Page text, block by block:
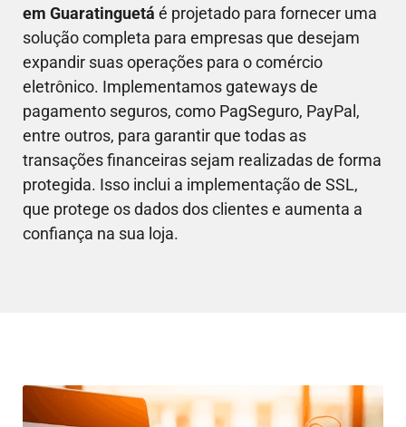
em Guaratinguetá é projetado para fornecer uma
solução completa para empresas que desejam
expandir suas operações para o comércio
eletrônico. Implementamos gateways de
pagamento seguros, como PagSeguro, PayPal,
entre outros, para garantir que todas as
transações financeiras sejam realizadas de forma
protegida. Isso inclui a implementação de SSL,
que protege os dados dos clientes e aumenta a
confiança na sua loja.